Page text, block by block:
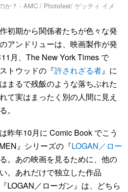
か？ - AMC / Photofest/ ゲッティ イメ
初期から関係者たちが色々な発
アンドリューは、映画製作が発
月、The New York Times で
トウッドの『許されざる者』に
まるで残飯のような落ちぶれた
て実はまったく別の人間に見え
。
昨年10月に Comic Book でこう
』シリーズの『LOGAN／ロー
。あの映画を見るために、他の
。あれだけで独立した作品
LOGAN／ローガン』は、どちら